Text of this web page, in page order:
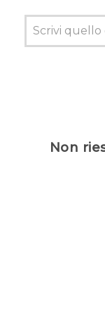
Non